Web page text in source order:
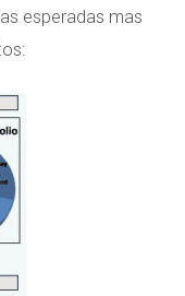
esperadas mas